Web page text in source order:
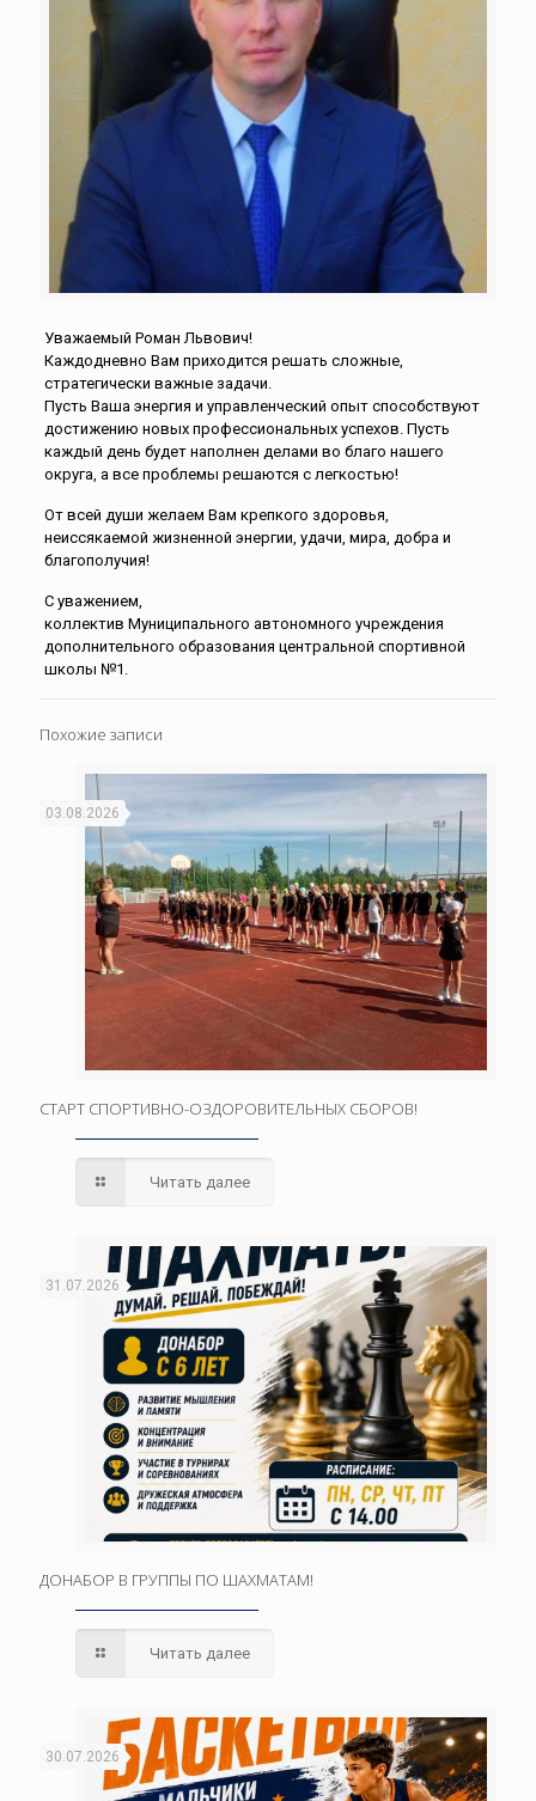
Уважаемый Роман Львович!
Каждодневно Вам приходится решать сложные,
стратегически важные задачи.
Пусть Ваша энергия и управленческий опыт способствуют
достижению новых профессиональных успехов. Пусть
каждый день будет наполнен делами во благо нашего
округа, а все проблемы решаются с легкостью!
От всей души желаем Вам крепкого здоровья,
неиссякаемой жизненной энергии, удачи, мира, добра и
благополучия!
С уважением,
коллектив Муниципального автономного учреждения
дополнительного образования центральной спортивной
школы №1.
Похожие записи
03.08.2026
СТАРТ СПОРТИВНО-ОЗДОРОВИТЕЛЬНЫХ СБОРОВ!
Читать далее
31.07.2026
ДОНАБОР В ГРУППЫ ПО ШАХМАТАМ!
Читать далее
30.07.2026